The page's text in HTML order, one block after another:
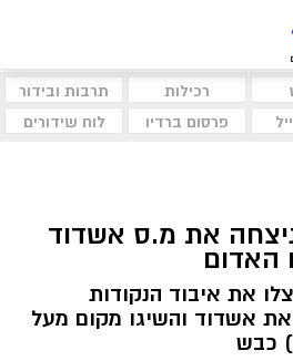
רכילות
תרבות ובידור
פרסום ברדיו לוח שידורים
את מ.ס אשדוד
האדום
את איבוד הנקודות
בתחתית, ניצחו 0:1 את אשדוד והשיגו מקום מעל